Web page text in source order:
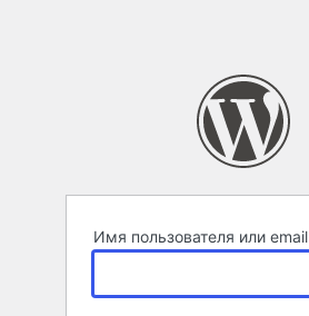
Имя пользователя или email